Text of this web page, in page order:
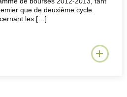
que de deuxième cycle.
les […]